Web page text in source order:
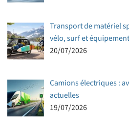
Transport de matériel
vélo, surf et
20/07/2026
Camions électriques :
actuelles
19/07/2026